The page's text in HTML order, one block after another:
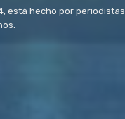
está hecho por periodistas